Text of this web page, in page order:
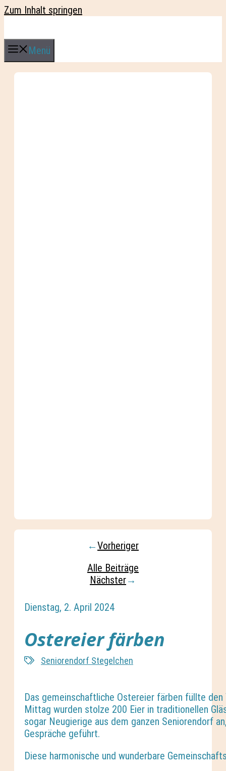
Zum Inhalt springen
Menü
←Vorheriger
Alle Beiträge
Nächster→
Dienstag, 2. April 2024
Ostereier färben
Seniorendorf Stegelchen
Das gemeinschaftliche Ostereier färben füllte
Mittag wurden stolze 200 Eier in traditionellen
sogar Neugierige aus dem ganzen Seniorendorf
Gespräche geführt.
Diese harmonische und wunderbare